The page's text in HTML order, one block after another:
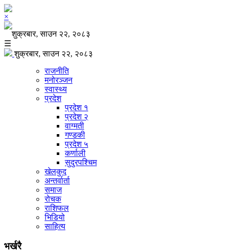
×
शुक्रबार, साउन २२, २०८३
☰
शुक्रबार, साउन २२, २०८३
राजनीति
मनोरञ्जन
स्वास्थ्य
प्रदेश
प्रदेश १
प्रदेश २
वाग्मती
गण्डकी
प्रदेश ५
कर्णाली
सुदुरपश्चिम
खेलकुद
अन्तर्वार्ता
समाज
रोचक
राशिफल
भिडियो
साहित्य
भर्खरै